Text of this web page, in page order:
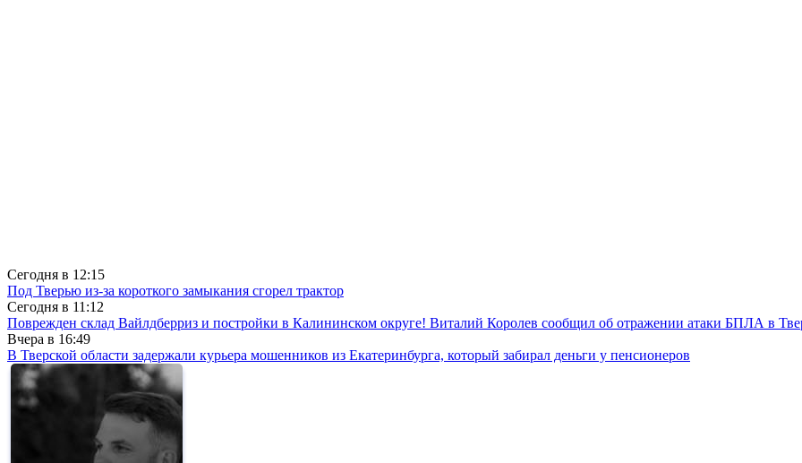
Сегодня в 12:15
Под Тверью из-за короткого замыкания сгорел трактор
Сегодня в 11:12
Поврежден склад Вайлдберриз и постройки в Калининском округе! Виталий Королев сообщил об отражении атаки БПЛА в
Вчера в 16:49
В Тверской области задержали курьера мошенников из Екатеринбурга, который забирал деньги у пенсионеров